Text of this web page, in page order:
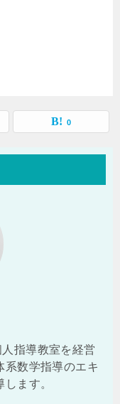
0
指導教室を経営
系数学指導のエキ
ます。